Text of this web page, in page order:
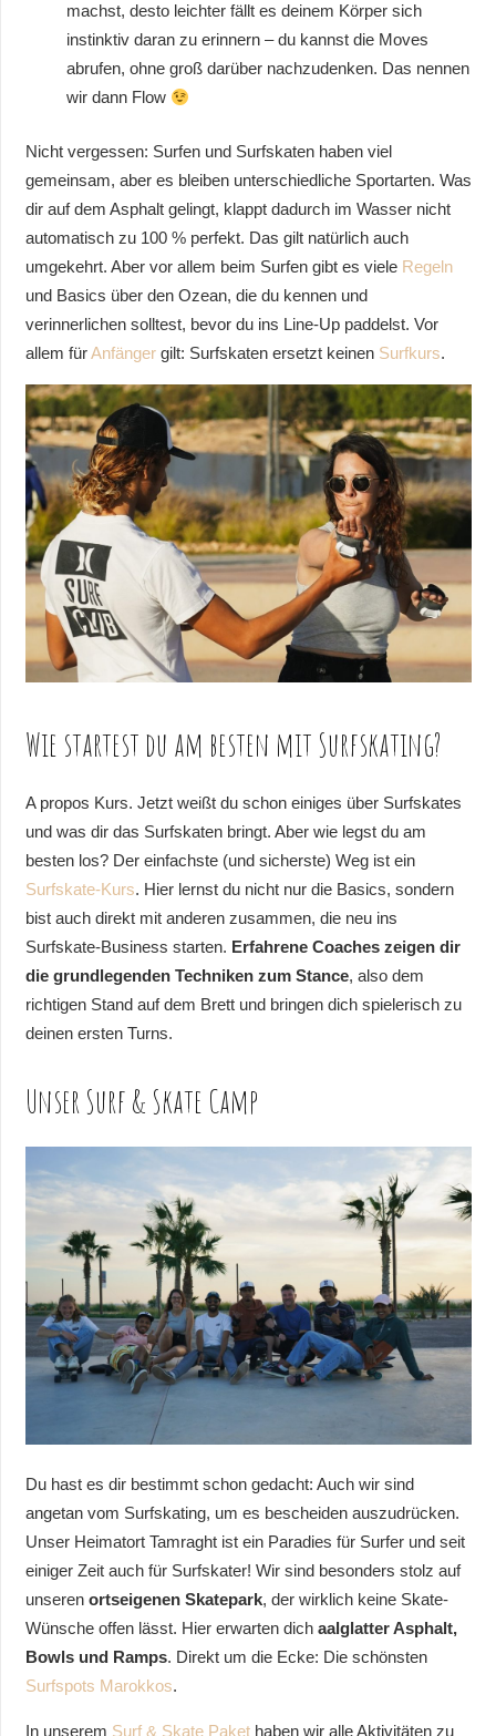
machst, desto leichter fällt es deinem Körper sich
instinktiv daran zu erinnern – du kannst die Moves
abrufen, ohne groß darüber nachzudenken. Das nennen
wir dann Flow
Nicht vergessen: Surfen und Surfskaten haben viel
gemeinsam, aber es bleiben unterschiedliche Sportarten. Was
dir auf dem Asphalt gelingt, klappt dadurch im Wasser nicht
automatisch zu 100 % perfekt. Das gilt natürlich auch
umgekehrt. Aber vor allem beim Surfen gibt es viele Regeln
und Basics über den Ozean, die du kennen und
verinnerlichen solltest, bevor du ins Line-Up paddelst. Vor
allem fürAnfängergilt: Surfskaten ersetzt keinen Surfkurs.
Wie startest du am besten mit Surfskating?
A propos Kurs. Jetzt weißt du schon einiges über Surfskates
und was dir das Surfskaten bringt. Aber wie legst du am
besten los? Der einfachste (und sicherste) Weg ist ein
Surfskate-Kurs. Hier lernst du nicht nur die Basics, sondern
bist auch direkt mit anderen zusammen, die neu ins
Surfskate-Business starten. Erfahrene Coaches zeigen dir
die grundlegenden Techniken zum Stance, also dem
richtigen Stand auf dem Brett und bringen dich spielerisch zu
deinen ersten Turns.
Unser Surf & Skate Camp
Du hast es dir bestimmt schon gedacht: Auch wir sind
angetan vom Surfskating, um es bescheiden auszudrücken.
Unser Heimatort Tamraght ist ein Paradies für Surfer und seit
einiger Zeit auch für Surfskater! Wir sind besonders stolz auf
unseren ortseigenen Skatepark, der wirklich keine Skate-
Wünsche offen lässt. Hier erwarten dich aalglatter Asphalt,
Bowls und Ramps. Direkt um die Ecke: Die schönsten
Surfspots Marokkos.
In unserem Surf & Skate Pakethaben wir alle Aktivitäten zu